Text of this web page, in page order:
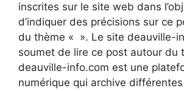
inscrites sur le site web dans
d’indiquer des précisions sur ce
du thème « ». Le site deauville-
soumet de lire ce post autour du
deauville-info.com est une
numérique qui archive